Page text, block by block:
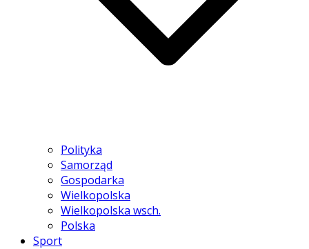
Polityka
Samorząd
Gospodarka
Wielkopolska
Wielkopolska wsch.
Polska
Sport